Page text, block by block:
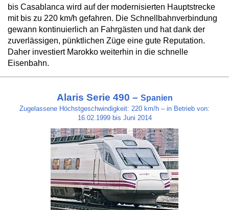
bis Casablanca wird auf der modernisierten Hauptstrecke
mit bis zu 220 km/h gefahren. Die Schnellbahnverbindung
gewann kontinuierlich an Fahrgästen und hat dank der
zuverlässigen, pünktlichen Züge eine gute Reputation.
Daher investiert Marokko weiterhin in die schnelle
Eisenbahn.
Alaris Serie 490 – Spanien
Zugelassene Höchstgeschwindigkeit: 220 km/h – in Betrieb von:
16.02.1999 bis Juni 2014